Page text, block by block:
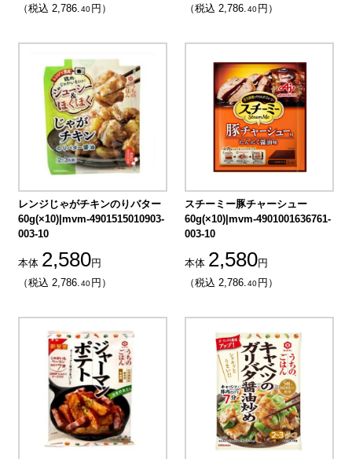
（税込 2,786.40 円）
（税込 2,786.40 円）
レンジじゃがチキンのりバター
60g(×10)|mvm-4901515010903-
003-10
本体 2,580円
（税込 2,786.40 円）
スチーミー豚チャーシュー
60g(×10)|mvm-4901001636761-
003-10
本体 2,580円
（税込 2,786.40 円）